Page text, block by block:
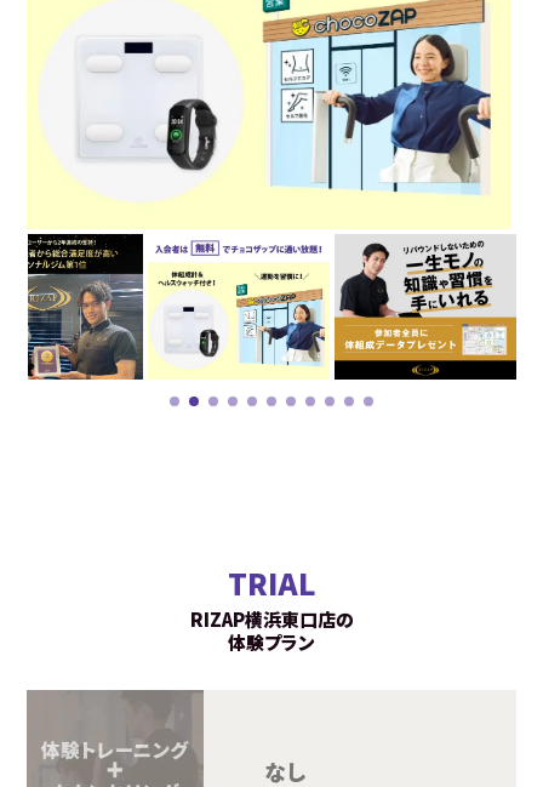
TRIAL
RIZAP横浜東口店の
体験プラン